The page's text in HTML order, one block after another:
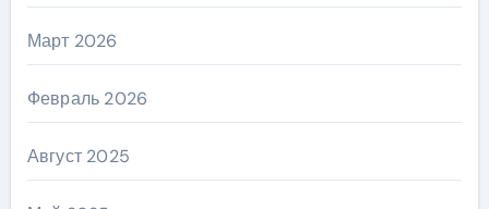
Март 2026
Февраль 2026
Август 2025